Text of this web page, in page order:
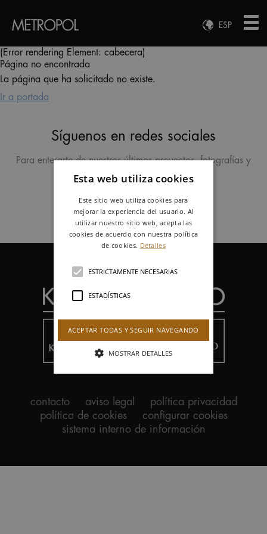
ESP
ENG
(Error rendering Element: cabecera)
Página no encontrada
La página que ha solicitado no existe.
Ir a portada
Síguenos en redes sociales
Para enterarte de nuestros últimos proyectos, fotografías y
contacto aviso legal
política privacidad
política de cookies
configurar cookies
sistema interno de información
Esta web utiliza cookies
Este sitio web utiliza cookies para
mejorar la experiencia del usuario. Al
utilizar nuestro sitio web, acepta las
cookies de acuerdo con nuestra política
de cookies. Detalles
ESTRICTAMENTE NECESARIAS
ESTADÍSTICAS
ACEPTAR TODAS Y SEGUIR NAVEGANDO
MOSTRAR DETALLES